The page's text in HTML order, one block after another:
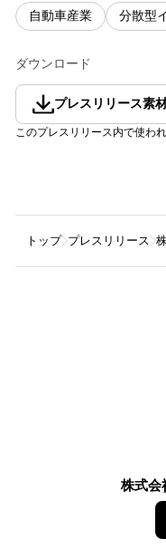
自動車産業 分散型
ダウンロード
プレスリリース素
このプレスリリース内で使わ
トップ プレスリリース
株式会